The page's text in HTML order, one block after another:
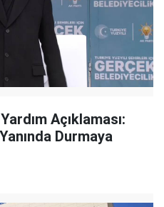
Açıklaması:
Durmaya